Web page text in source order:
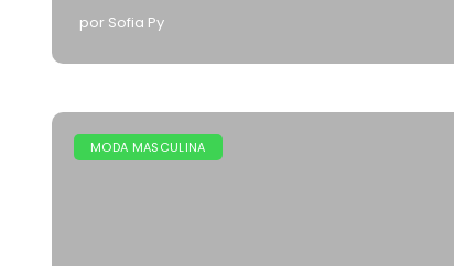
por Sofia Py
MODA MASCULINA